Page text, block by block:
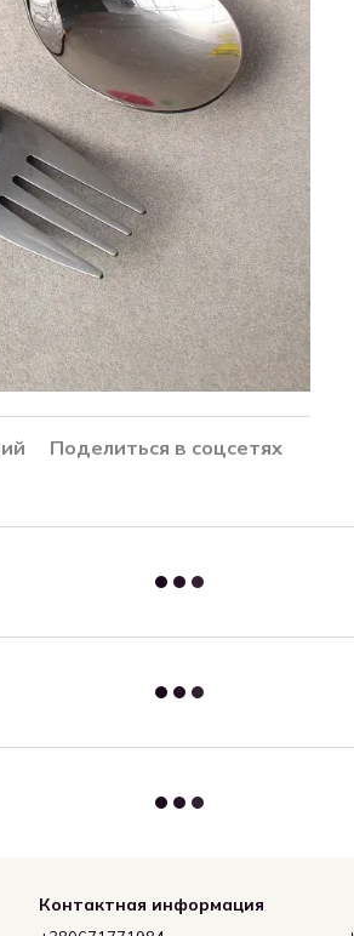
Поделиться в соцсетях
Контактная информация